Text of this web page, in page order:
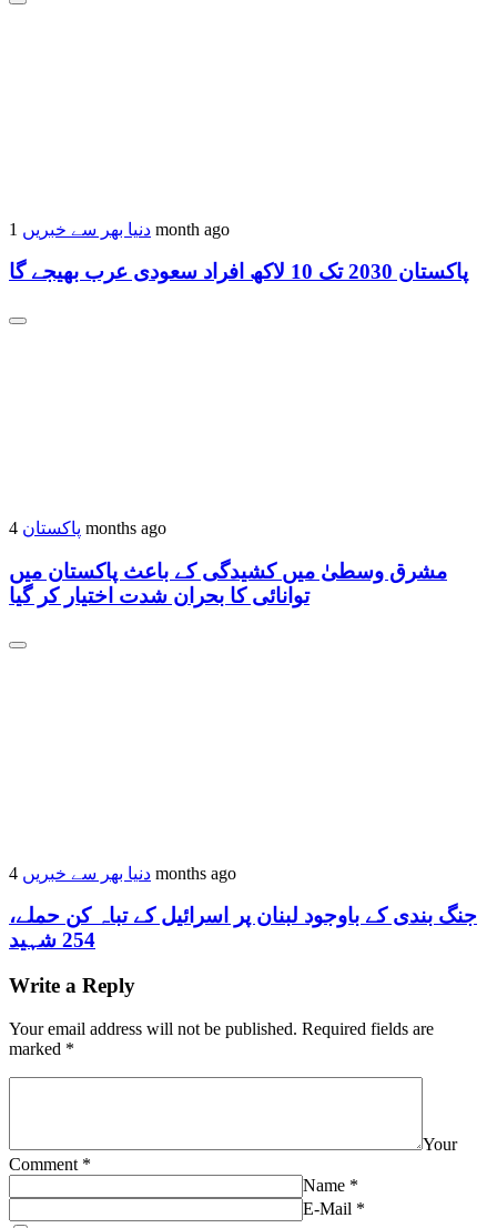
دنیا بھر سے خبریں 1 month ago
پاکستان 2030 تک 10 لاکھ افراد سعودی عرب بھیجے گا
پاکستان 4 months ago
مشرق وسطیٰ میں کشیدگی کے باعث پاکستان میں
توانائی کا بحران شدت اختیار کر گیا
دنیا بھر سے خبریں 4 months ago
جنگ بندی کے باوجود لبنان پر اسرائیل کے تباہ کن حملے،
254 شہید
Write a Reply
Your email address will not be published. Required fields are
marked *
Your
Comment *
Name *
E-Mail *